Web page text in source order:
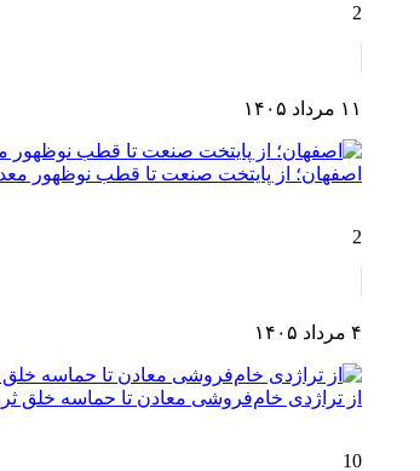
2
۱۱ مرداد ۱۴۰۵
اصفهان؛ از پایتخت صنعت تا قطب نوظهور
2
۴ مرداد ۱۴۰۵
از تراژدی خام‌فروشی معادن تا حماسه خلق
10